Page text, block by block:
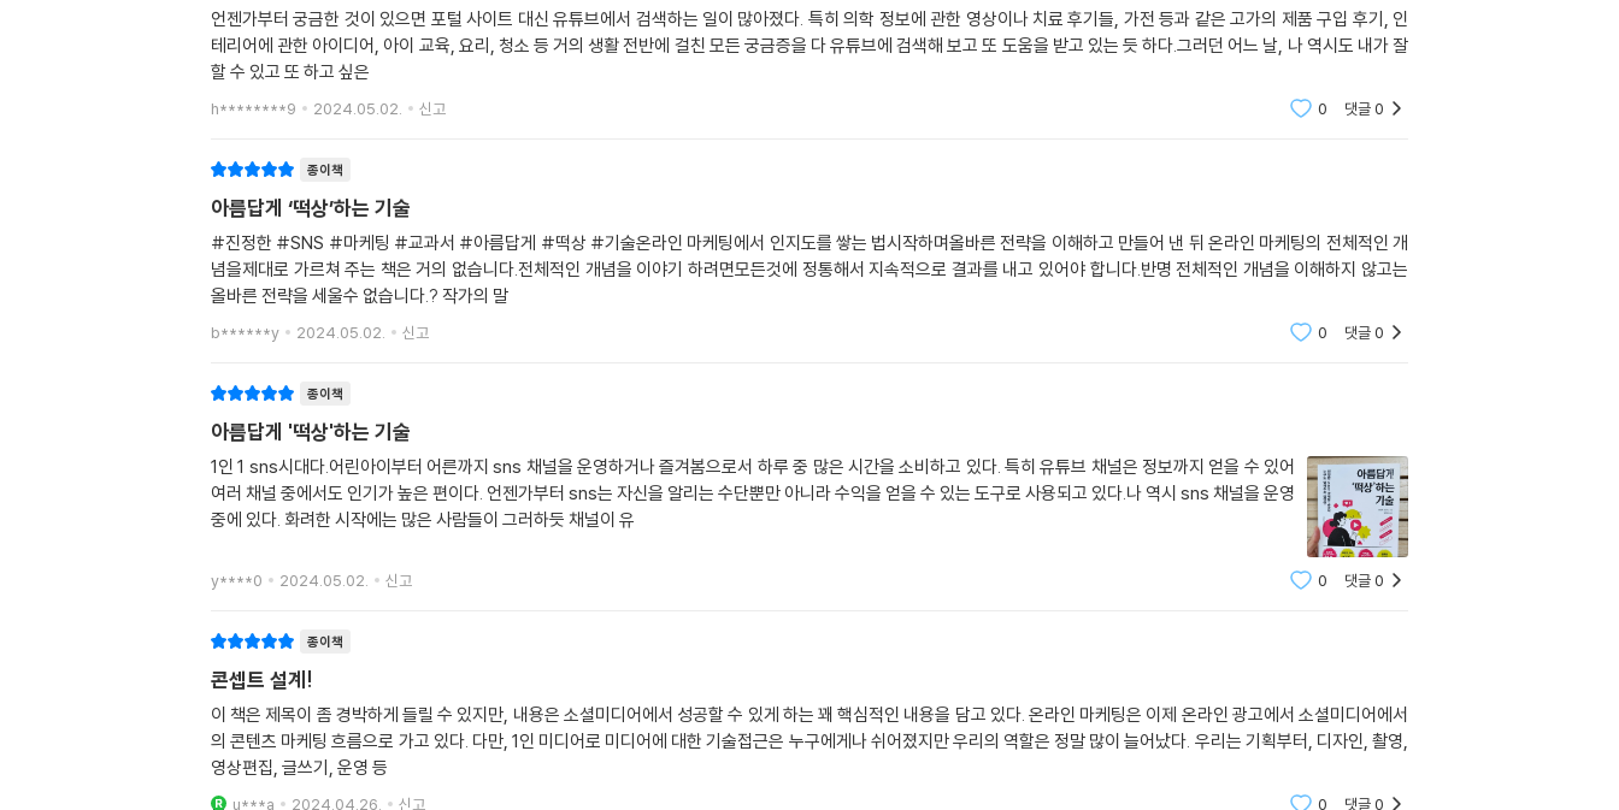
언젠가부터 궁금한 것이 있으면 포털 사이트 대신 유튜브에서 검색하는 일이 많아졌다. 특히 의학 정보에 관한 영상이나 치료 후기들, 가전 등과 같은 고가의 제품 구입 후기, 인
테리어에 관한 아이디어, 아이 교육, 요리, 청소 등 거의 생활 전반에 걸친 모든 궁금증을 다 유튜브에 검색해 보고 또 도움을 받고 있는 듯 하다.그러던 어느 날, 나 역시도 내가 잘
할 수 있고 또 하고 싶은
h********9 2024.05.02. 신고 0 댓글0
종이책
아름답게 ‘떡상’하는 기술
#진정한 #SNS #마케팅 #교과서 #아름답게 #떡상 #기술온라인 마케팅에서 인지도를 쌓는 법시작하며올바른 전략을 이해하고 만들어 낸 뒤 온라인 마케팅의 전체적인 개
념을제대로 가르쳐 주는 책은 거의 없습니다.전체적인 개념을 이야기 하려면모든것에 정통해서 지속적으로 결과를 내고 있어야 합니다.반명 전체적인 개념을 이해하지 않고는
올바른 전략을 세울수 없습니다.? 작가의 말
b******y 2024.05.02. 신고 0 댓글0
종이책
아름답게 '떡상'하는 기술
1인 1 sns시대다.어린아이부터 어른까지 sns 채널을 운영하거나 즐겨봄으로서 하루 중 많은 시간을 소비하고 있다. 특히 유튜브 채널은 정보까지 얻을 수 있어
여러 채널 중에서도 인기가 높은 편이다. 언젠가부터 sns는 자신을 알리는 수단뿐만 아니라 수익을 얻을 수 있는 도구로 사용되고 있다.나 역시 sns 채널을 운영
중에 있다. 화려한 시작에는 많은 사람들이 그러하듯 채널이 유
y****0 2024.05.02. 신고 0 댓글0
종이책
콘셉트 설계!
이 책은 제목이 좀 경박하게 들릴 수 있지만, 내용은 소셜미디어에서 성공할 수 있게 하는 꽤 핵심적인 내용을 담고 있다. 온라인 마케팅은 이제 온라인 광고에서 소셜미디어에서
의 콘텐츠 마케팅 흐름으로 가고 있다. 다만, 1인 미디어로 미디어에 대한 기술접근은 누구에게나 쉬어졌지만 우리의 역할은 정말 많이 늘어났다. 우리는 기획부터, 디자인, 촬영,
영상편집, 글쓰기, 운영 등
u***a 2024.04.26. 신고 0 댓글0